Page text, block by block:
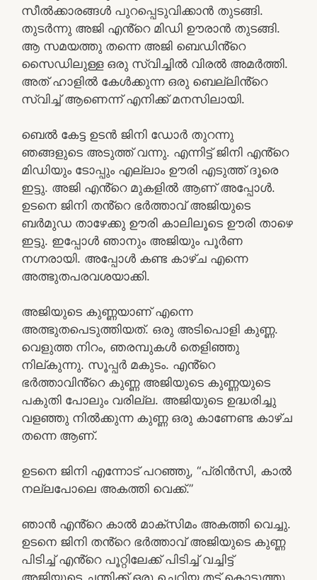
സീൽക്കാരങ്ങൾ പുറപ്പെടുവിക്കാൻ തുടങ്ങി.
തുടർന്നു അജി എൻ്റെ മിഡി ഊരാൻ തുടങ്ങി.
ആ സമയത്തു തന്നെ അജി ബെഡിൻ്റെ
സൈഡിലുള്ള ഒരു സ്വിച്ചിൽ വിരൽ അമർത്തി.
അത് ഹാളിൽ കേൾക്കുന്ന ഒരു ബെല്ലിൻ്റെ
സ്വിച്ച് ആണെന്ന് എനിക്ക് മനസിലായി.
ബെൽ കേട്ട ഉടൻ ജിനി ഡോർ തുറന്നു
ഞങ്ങളുടെ അടുത്ത് വന്നു. എന്നിട്ട് ജിനി എൻ്റെ
മിഡിയും ടോപ്പും എല്ലാം ഊരി എടുത്ത് ദൂരെ
ഇട്ടു. അജി എൻ്റെ മുകളിൽ ആണ് അപ്പോൾ.
ഉടനെ ജിനി തൻ്റെ ഭർത്താവ് അജിയുടെ
ബർമുഡ താഴേക്കു ഊരി കാലിലൂടെ ഊരി താഴെ
ഇട്ടു. ഇപ്പോൾ ഞാനും അജിയും പൂർണ
നഗ്നരായി. അപ്പോൾ കണ്ട കാഴ്ച എന്നെ
അത്ഭുതപരവശയാക്കി.
അജിയുടെ കുണ്ണയാണ് എന്നെ
അത്ഭുതപെടുത്തിയത്. ഒരു അടിപൊളി കുണ്ണ.
വെളുത്ത നിറം, ഞരമ്പുകൾ തെളിഞ്ഞു
നില്കുന്നു. സൂപ്പർ മകുടം. എൻ്റെ
ഭർത്താവിൻ്റെ കുണ്ണ അജിയുടെ കുണ്ണയുടെ
പകുതി പോലും വരില്ല. അജിയുടെ ഉദ്ധരിച്ചു
വളഞ്ഞു നിൽക്കുന്ന കുണ്ണ ഒരു കാണേണ്ട കാഴ്ച
തന്നെ ആണ്.
ഉടനെ ജിനി എന്നോട് പറഞ്ഞു, “പ്രിൻസി, കാൽ
നല്ലപോലെ അകത്തി വെക്ക്.”
ഞാൻ എൻ്റെ കാൽ മാക്സിമം അകത്തി വെച്ചു.
ഉടനെ ജിനി തൻ്റെ ഭർത്താവ് അജിയുടെ കുണ്ണ
പിടിച്ച് എൻ്റെ പൂറ്റിലേക്ക് പിടിച്ച് വച്ചിട്ട്
അജിയുടെ ചന്തിക്ക് ഒരു ചെറിയ തട്ട് കൊടുത്തു.